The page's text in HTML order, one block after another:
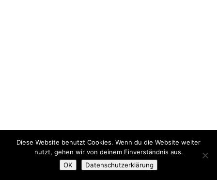
Diese Website benutzt Cookies. Wenn du die Website weiter
nutzt, gehen wir von deinem Einverständnis aus.
OK
Datenschutzerklärung